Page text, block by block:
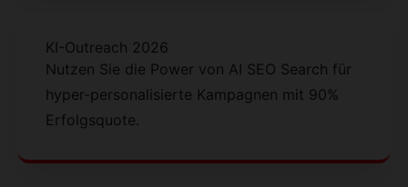
KI-Outreach 2026
Nutzen Sie die Power von AI SEO Search für
hyper-personalisierte Kampagnen mit 90%
Erfolgsquote.